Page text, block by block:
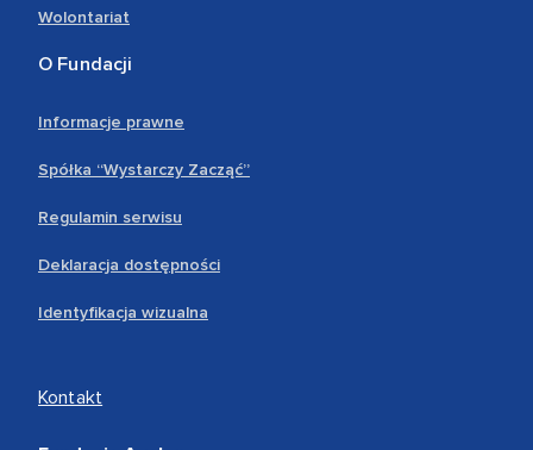
Wolontariat
O Fundacji
Informacje prawne
Spółka “Wystarczy Zacząć”
Regulamin serwisu
Deklaracja dostępności
Identyfikacja wizualna
Kontakt